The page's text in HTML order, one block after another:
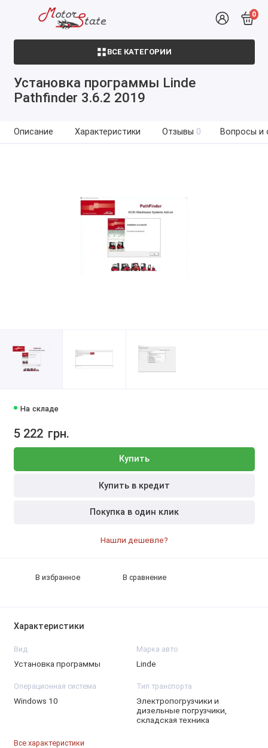
0
ВСЕ КАТЕГОРИИ
Установка программы Linde
Pathfinder 3.6.2 2019
Описание Характеристики Отзывы 0 Вопросы и
На складе
5 222 грн.
Купить
Купить в кредит
Покупка в один клик
Нашли дешевле?
В избранное В сравнение
Характеристики
Вид
Установка программы
Марка авто
Linde
Операционная система
Windows 10
Тип транспорта
Электропогрузчики и
дизельные погрузчики,
складская техника
Все характеристики